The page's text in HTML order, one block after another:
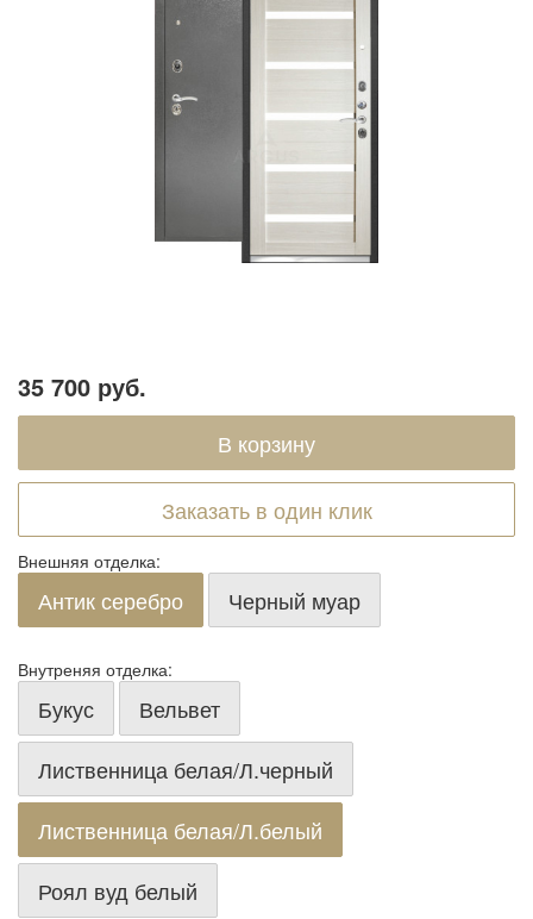
35 700 руб.
Заказать в один клик
Внешняя отделка:
Антик серебро Черный муар
Внутреняя отделка:
Букус
Вельвет
Лиственница белая/Л.черный
Лиственница белая/Л.белый
Роял вуд белый